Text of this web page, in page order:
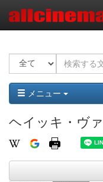
メニュー
ヘイッキ・ヴ